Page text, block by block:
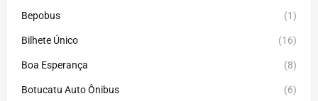
Bepobus (1)
Bilhete Único (16)
Boa Esperança (8)
Botucatu Auto Ônibus (6)